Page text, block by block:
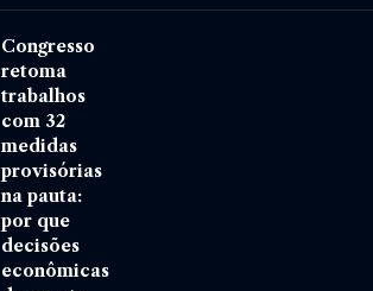
Congresso
retoma
trabalhos
com 32
medidas
provisórias
na pauta:
por que
decisões
econômicas